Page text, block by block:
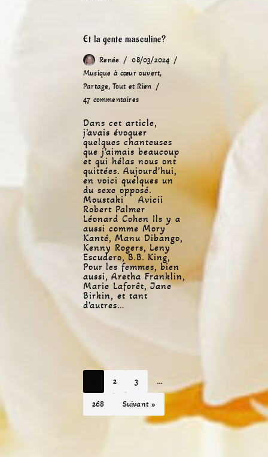
Et la gente masculine?
Renée
08/03/2024
Musique à cœur ouvert,
Partage, Tout et Rien
47 commentaires
Dans cet article,
j’avais évoquer
quelques chanteuses
que j’aimais beaucoup
et qui hélas nous ont
quittées. Aujourd’hui,
en voici quelques un
du sexe opposé.
Moustaki Avicii
Robert Palmer
Léonard Cohen Ils y a
aussi comme Mory
Kanté, Manu Dibango,
Kenny Rogers, Leny
Escudero, B.B. King,
Pour les femmes, bien
aussi, Aretha Franklin,
Marie Laforêt, Jane
Birkin, et tant
d’autres…
2 3 …
268 Suivant »